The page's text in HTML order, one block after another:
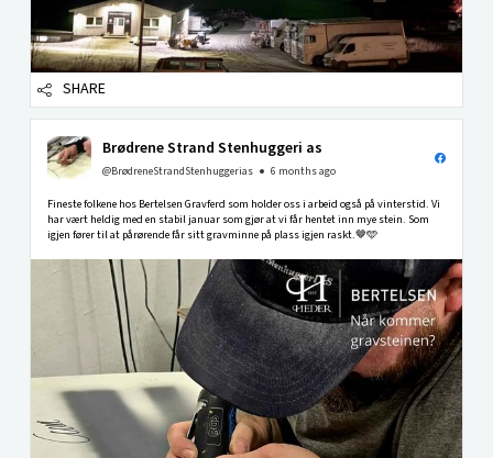
SHARE
Brødrene Strand Stenhuggeri as
@BrødreneStrandStenhuggerias 6 months ago
Fineste folkene hos Bertelsen Gravferd som holder oss i arbeid også på vinterstid. Vi
har vært heldig med en stabil januar som gjør at vi får hentet inn mye stein. Som
igjen fører til at pårørende får sitt gravminne på plass igjen raskt.🤎🩵